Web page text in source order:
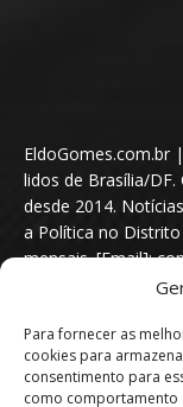
Para fornecer as
cookies para
consentimento para
como comportamento
EldoGomes.com.br
lidos de Brasília/
desde 2014.
a Política no
mensais. [Email]: